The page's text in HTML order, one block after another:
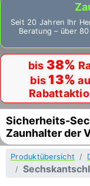
Seit 20 Jahren Ihr
Beratung – über
bis 38%
bis 13%
Sicherheits-
Zaunhalter der
Produktübersicht